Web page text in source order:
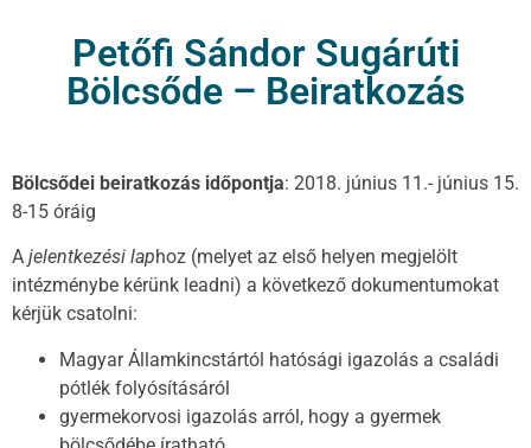
Petőfi Sándor Sugárúti
Bölcsőde – Beiratkozás
Bölcsődei beiratkozás időpontja: 2018. június 11.- június 15.
8-15 óráig
A jelentkezési laphoz (melyet az első helyen megjelölt
intézménybe kérünk leadni) a következő dokumentumokat
kérjük csatolni:
Magyar Államkincstártól hatósági igazolás a családi
pótlék folyósításáról
gyermekorvosi igazolás arról, hogy a gyermek